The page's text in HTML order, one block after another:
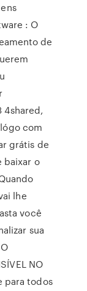
: O
de
4shared,
com
grátis de
baixar o
lhe
você
sua
NO
para todos